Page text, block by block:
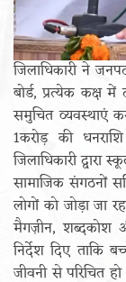
जिलाधिकारी ने
बोर्ड, प्रत्येक कक्ष
समुचित व्यवस्थाएं
1करोड़ की
जिलाधिकारी
सामाजिक संगठनों
लोगों को जोड़ा जा
मैगज़ीन, शब्दकोश
निर्देश दिए ताकि
जीवनी से परिचित